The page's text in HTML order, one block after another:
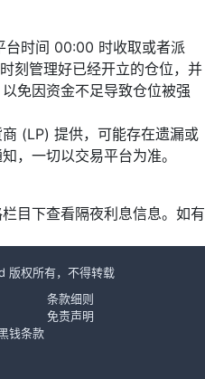
台时间 00:00 时收取或者派
刻管理好已经开立的仓位，并
免因资金不足导致仓位被强
(LP) 提供，可能存在遗漏或
，一切以交易平台为准。
目下查看隔夜利息信息。如有
权所有，不得转载
条款细则
免责声明
钱条款